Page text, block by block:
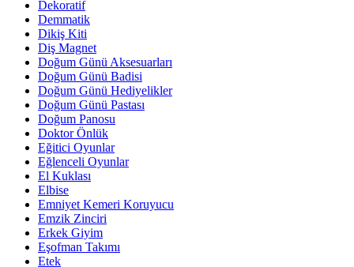
Dekoratif
Demmatik
Dikiş Kiti
Diş Magnet
Doğum Günü Aksesuarları
Doğum Günü Badisi
Doğum Günü Hediyelikler
Doğum Günü Pastası
Doğum Panosu
Doktor Önlük
Eğitici Oyunlar
Eğlenceli Oyunlar
El Kuklası
Elbise
Emniyet Kemeri Koruyucu
Emzik Zinciri
Erkek Giyim
Eşofman Takımı
Etek